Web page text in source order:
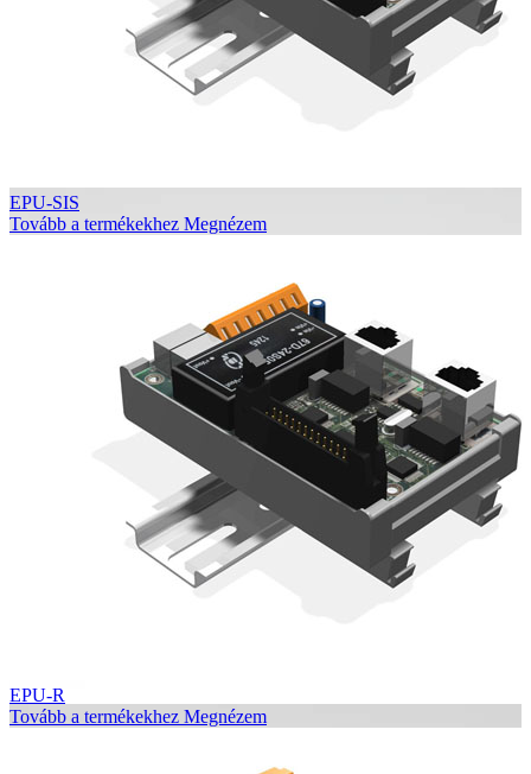
EPU-SIS
Tovább a termékekhez Megnézem
EPU-R
Tovább a termékekhez Megnézem